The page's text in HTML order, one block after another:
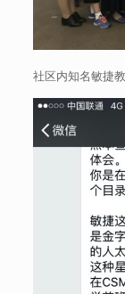
社区内知名敏捷